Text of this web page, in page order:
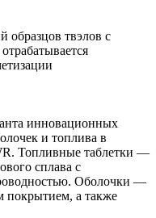
образцов твэлов с
инновационных
и топлива в
Топливные таблетки —
сплава с
Оболочки —
покрытием, а также